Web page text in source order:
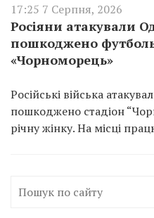
17:25 7 Серпня, 2026
Росіяни атакували
пошкоджено
«Чорноморець»
Російські війська
пошкоджено стадіон
річну жінку. На місці